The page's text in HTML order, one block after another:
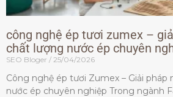
công nghệ ép tươi zumex –
chất lượng nước ép chuyên
SEO Bloger 25/04/2026
Công nghệ ép tươi Zumex – Giải
nước ép chuyên nghiệp Trong ngành